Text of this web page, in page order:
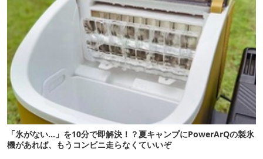
「氷がない…」を10分で即解決！？夏キャンプにPowerArQの製氷
機があれば、もうコンビニ走らなくていいぞ